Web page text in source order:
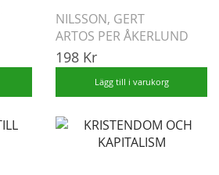
NILSSON, GERT
ARTOS PER ÅKERLUND
198 Kr
Lägg till i varukorg